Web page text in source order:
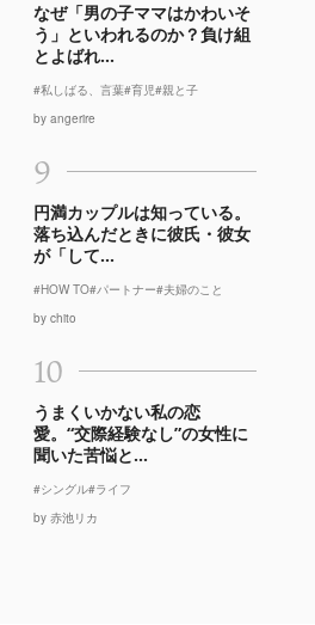
なぜ「男の子ママはかわいそ
う」といわれるのか？負け組
とよばれ...
#私しばる、言葉#育児#親と子
by angerire
9
円満カップルは知っている。
落ち込んだときに彼氏・彼女
が「して...
#HOW TO#パートナー#夫婦のこと
by chito
10
うまくいかない私の恋
愛。“交際経験なし”の女性に
聞いた苦悩と...
#シングル#ライフ
by 赤池リカ